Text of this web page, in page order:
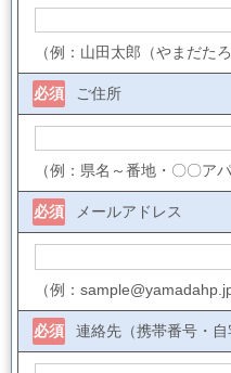
（例：山田太郎（やまだたろ
ご住所
必須
（例：県名～番地・〇〇ア
メールアドレス
必須
（例：sample@yamadahp.jp
連絡先（携帯番号・自
必須